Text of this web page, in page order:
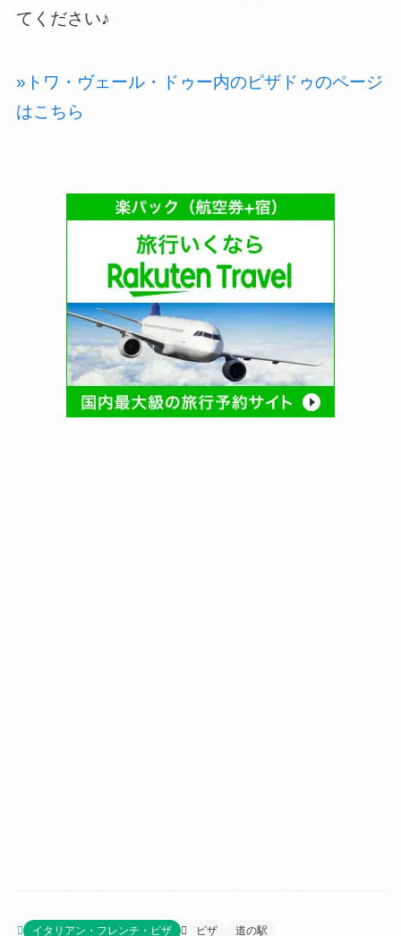
てください♪
»トワ・ヴェール・ドゥー内のピザドゥのページ
はこちら
イタリアン・フレンチ・ピザ ピザ 道の駅